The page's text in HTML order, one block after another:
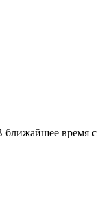
ближайшее время с